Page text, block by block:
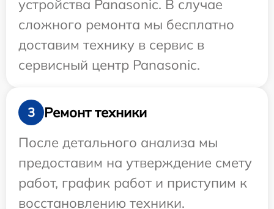
устройства Panasonic. В случае
сложного ремонта мы бесплатно
доставим технику в сервис в
сервисный центр Panasonic.
3
Ремонт техники
После детального анализа мы
предоставим на утверждение смету
работ, график работ и приступим к
восстановлению техники.